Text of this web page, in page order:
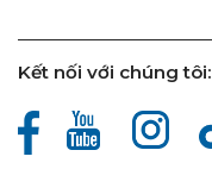
Kết nối với chúng tôi: